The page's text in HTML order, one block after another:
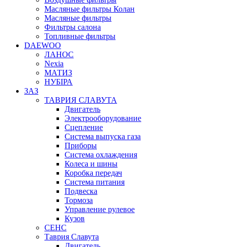
Масляные фильтры Колан
Масляные фильтры
Фильтры салона
Топливные фильтры
DAEWOO
ЛАНОС
Nexia
МАТИЗ
НУБІРА
ЗАЗ
ТАВРИЯ СЛАВУТА
Двигатель
Электрооборудование
Сцепление
Система выпуска газа
Приборы
Система охлаждения
Колеса и шины
Коробка передач
Система питания
Подвеска
Тормоза
Управление рулевое
Кузов
СЕНС
Таврия Славута